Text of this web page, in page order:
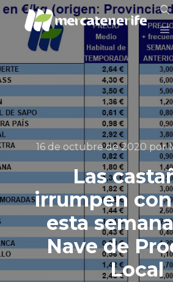
16 de octubre de 2020 por
Las
irrumpen
esta
Nave de
Local